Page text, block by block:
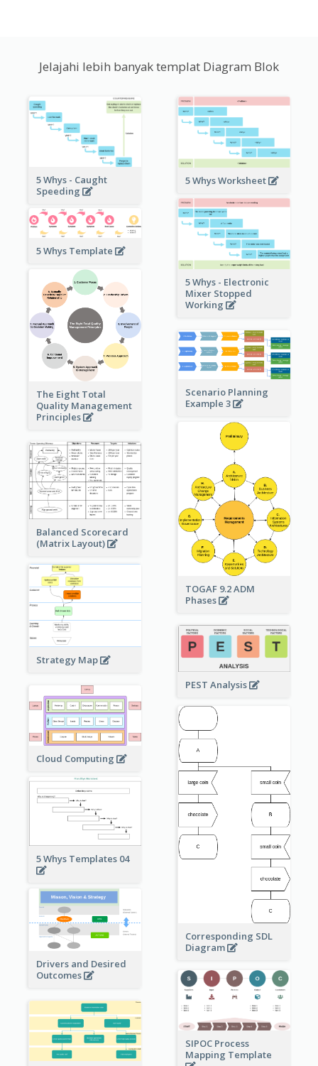
Jelajahi lebih banyak templat Diagram Blok
5 Whys - Caught
Speeding
5 Whys Worksheet
5 Whys - Electronic
Mixer Stopped
Working
5 Whys Template
The Eight Total
Quality Management
Principles
Scenario Planning
Example 3
TOGAF 9.2 ADM
Phases
Balanced Scorecard
(Matrix Layout)
Strategy Map
PEST Analysis
Cloud Computing
Corresponding SDL
Diagram
5 Whys Templates 04
Drivers and Desired
Outcomes
SIPOC Process
Mapping Template